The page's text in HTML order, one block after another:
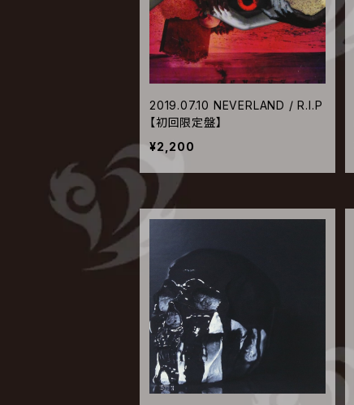
2019.07.10 NEVERLAND / R.I.P
【初回限定盤】
¥2,200